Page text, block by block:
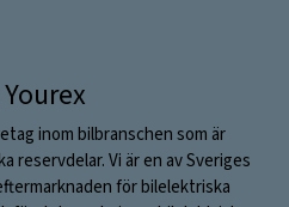
inom bilbranschen som är
reservdelar. Vi är en av Sveriges
för bilelektriska